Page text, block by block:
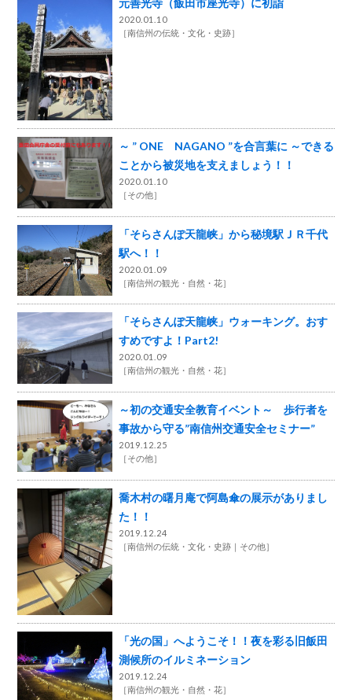
2020.01.10
［南信州の伝統・文化・史跡］
～ ” ONE NAGANO ”を合言葉に ～できる
ことから被災地を支えましょう！！
2020.01.10
［その他］
「そらさんぽ天龍峡」から秘境駅ＪＲ千代
駅へ！！
2020.01.09
［南信州の観光・自然・花］
「そらさんぽ天龍峡」ウォーキング。おす
すめですよ！Part2!
2020.01.09
［南信州の観光・自然・花］
～初の交通安全教育イベント～ 歩行者を
事故から守る”南信州交通安全セミナー”
2019.12.25
［その他］
喬木村の曙月庵で阿島傘の展示がありまし
た！！
2019.12.24
［南信州の伝統・文化・史跡 その他］
「光の国」へようこそ！！夜を彩る旧飯田
測候所のイルミネーション
2019.12.24
［南信州の観光・自然・花］